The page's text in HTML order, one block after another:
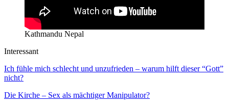
Kathmandu Nepal
Interessant
Ich fühle mich schlecht und unzufrieden – warum hilft dieser “Gott”
nicht?
Die Kirche – Sex als mächtiger Manipulator?